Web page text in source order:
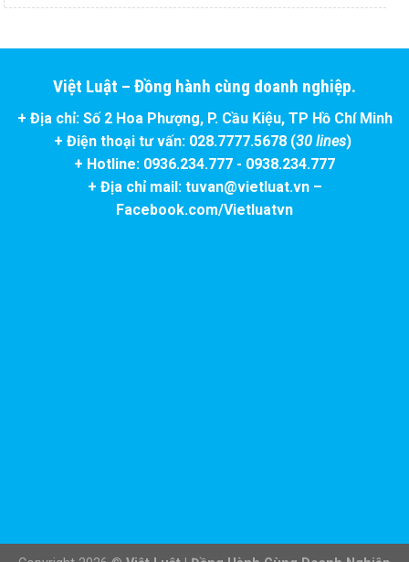
Việt Luật – Đồng hành cùng doanh nghiệp.
+ Địa chỉ: Số 2 Hoa Phượng, P. Cầu Kiệu, TP Hồ Chí Minh
+ Điện thoại tư vấn: 028.7777.5678 (30 lines)
+ Hotline: 0936.234.777 - 0938.234.777
+ Địa chỉ mail: tuvan@vietluat.vn –
Facebook.com/Vietluatvn